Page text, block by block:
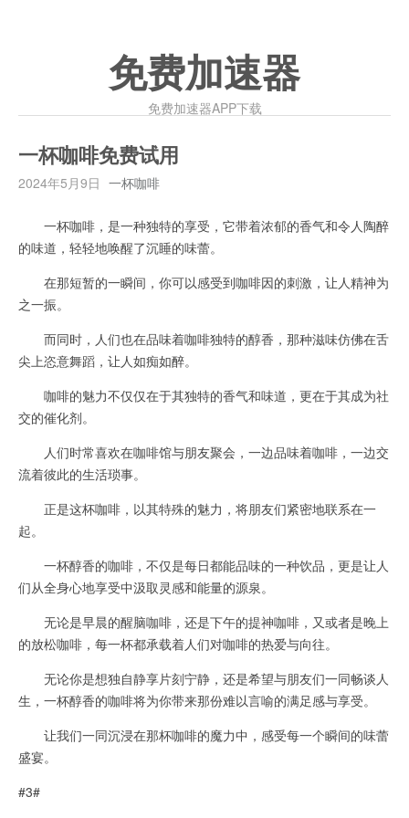
免费加速器
免费加速器APP下载
一杯咖啡免费试用
2024年5月9日 一杯咖啡
一杯咖啡，是一种独特的享受，它带着浓郁的香气和令人陶醉
的味道，轻轻地唤醒了沉睡的味蕾。
在那短暂的一瞬间，你可以感受到咖啡因的刺激，让人精神为
之一振。
而同时，人们也在品味着咖啡独特的醇香，那种滋味仿佛在舌
尖上恣意舞蹈，让人如痴如醉。
咖啡的魅力不仅仅在于其独特的香气和味道，更在于其成为社
交的催化剂。
人们时常喜欢在咖啡馆与朋友聚会，一边品味着咖啡，一边交
流着彼此的生活琐事。
正是这杯咖啡，以其特殊的魅力，将朋友们紧密地联系在一
起。
一杯醇香的咖啡，不仅是每日都能品味的一种饮品，更是让人
们从全身心地享受中汲取灵感和能量的源泉。
无论是早晨的醒脑咖啡，还是下午的提神咖啡，又或者是晚上
的放松咖啡，每一杯都承载着人们对咖啡的热爱与向往。
无论你是想独自静享片刻宁静，还是希望与朋友们一同畅谈人
生，一杯醇香的咖啡将为你带来那份难以言喻的满足感与享受。
让我们一同沉浸在那杯咖啡的魔力中，感受每一个瞬间的味蕾
盛宴。
#3#